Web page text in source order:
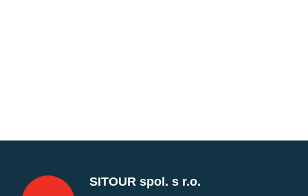
SITOUR spol. s r.o.